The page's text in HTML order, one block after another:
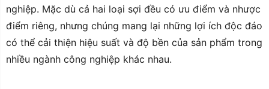
nghiệp. Mặc dù cả hai loại sợi đều có ưu điểm và nhược
điểm riêng, nhưng chúng mang lại những lợi ích độc đáo
có thể cải thiện hiệu suất và độ bền của sản phẩm trong
nhiều ngành công nghiệp khác nhau.